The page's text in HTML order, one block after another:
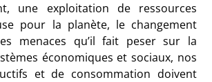
une exploitation de ressources
pour la planète, le changement
menaces qu’il fait peser sur la
économiques et sociaux, nos
et de consommation doivent